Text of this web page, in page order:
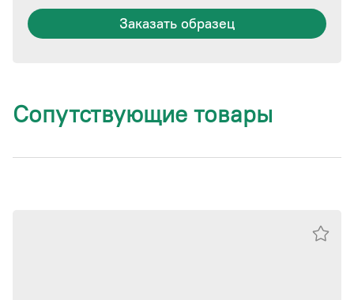
Заказать образец
Сопутствующие товары